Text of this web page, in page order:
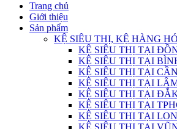
Trang chủ
Giới thiệu
Sản phẩm
KỆ SIÊU THỊ, KỆ HÀNG
KỆ SIÊU THỊ TẠI
KỆ SIÊU THỊ TẠI
KỆ SIÊU THỊ TẠI
KỆ SIÊU THỊ TẠI
KỆ SIÊU THỊ TẠI
KỆ SIÊU THỊ TẠI
KỆ SIÊU THỊ TẠI
KỆ SIÊU THỊ TẠI